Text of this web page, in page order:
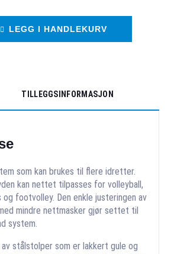
LEGG I HANDLEKURV
TILLEGGSINFORMASJON
som kan brukes til flere idretter.
kan nettet tilpasses for volleyball,
og footvolley. Den enkle justeringen av
mindre nettmasker gjør settet til
system.
stålstolper som er lakkert gule og